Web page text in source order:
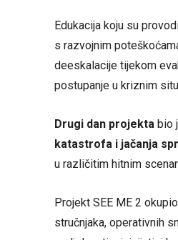
Edukacija koju su
s razvojnim
deeskalacije tijekom
postupanje u kriznim
Drugi dan projekta bio
katastrofa i jačanja
u različitim hitnim
Projekt SEE ME 2
stručnjaka, operativnih